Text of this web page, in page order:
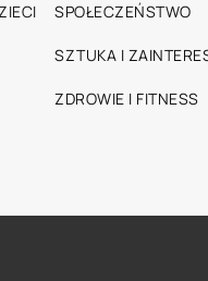
SPOŁECZEŃSTWO
SZTUKA I
ZDROWIE I FITNESS